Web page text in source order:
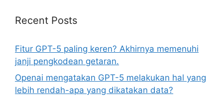
Recent Posts
Fitur GPT-5 paling keren? Akhirnya memenuhi
janji pengkodean getaran.
Openai mengatakan GPT-5 melakukan hal yang
lebih rendah-apa yang dikatakan data?